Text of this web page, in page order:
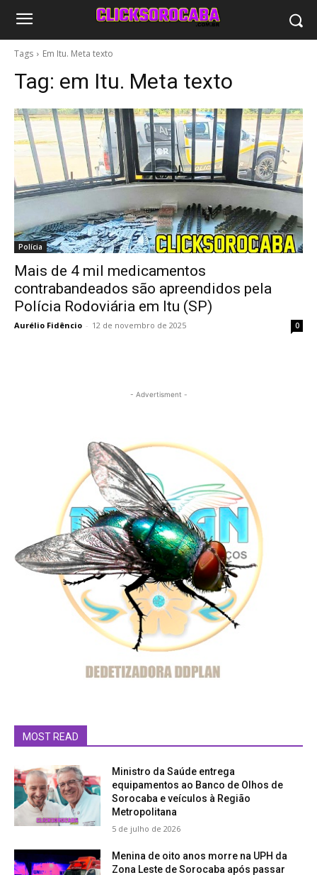
Tags Em Itu. Meta texto
Tag: em Itu. Meta texto
Polícia
Mais de 4 mil medicamentos
contrabandeados são apreendidos pela
Polícia Rodoviária em Itu (SP)
Aurélio Fidêncio - 12 de novembro de 2025 0
- Advertisment -
MOST READ
Ministro da Saúde entrega
equipamentos ao Banco de Olhos de
Sorocaba e veículos à Região
Metropolitana
5 de julho de 2026
Menina de oito anos morre na UPH da
Zona Leste de Sorocaba após passar